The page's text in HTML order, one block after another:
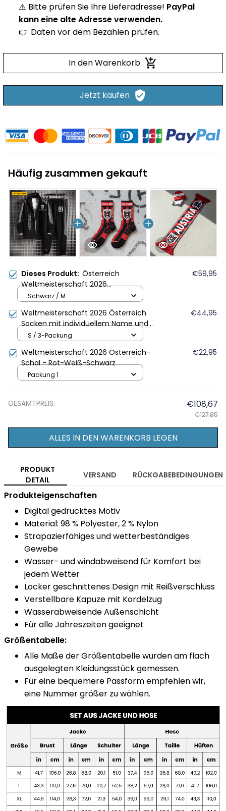
⚠️ Bitte prüfen Sie Ihre Lieferadresse! PayPal
kann eine alte Adresse verwenden.
👉 Daten vor dem Bezahlen prüfen.
In den Warenkorb
Jetzt kaufen
Häufig zusammen gekauft
Dieses Produkt: Österreich
Weltmeisterschaft 2026
Sportbekleidungsset – Jacke und
Schwarz
€59,95
Schwarz / M
Weltmeisterschaft 2026 Österreich
Socken mit individuellem Name und
modernem geometrischem
€44,95
S / 3-Packung
Weltmeisterschaft 2026 Österreich-
Schal - Rot-Weiß-Schwarz
€22,95
Packung 1
GESAMTPREIS: €108,67
€127,85
ALLES IN DEN WARENKORB LEGEN
PRODUKT
DETAIL
VERSAND RÜCKGABEBEDINGUNGEN
Produkteigenschaften
Digital gedrucktes Motiv
Material: 98 % Polyester, 2 % Nylon
Strapazierfähiges und wetterbeständiges
Gewebe
Wasser- und windabweisend für Komfort bei
jedem Wetter
Locker geschnittenes Design mit Reißverschluss
Verstellbare Kapuze mit Kordelzug
Wasserabweisende Außenschicht
Für alle Jahreszeiten geeignet
Größentabelle:
Alle Maße der Größentabelle wurden am flach
ausgelegten Kleidungsstück gemessen.
Für eine bequemere Passform empfehlen wir,
eine Nummer größer zu wählen.